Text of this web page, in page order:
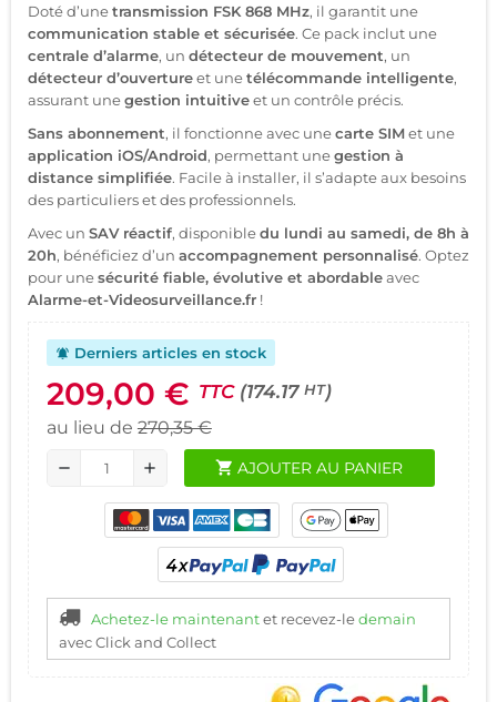
Doté d’unetransmission FSK 868 MHz, il garantit une
communication stable et sécurisée. Ce pack inclut une
centrale d’alarme, un détecteur de mouvement, un
détecteur d’ouvertureet unetélécommande intelligente,
assurant unegestion intuitiveet un contrôle précis.
Sans abonnement, il fonctionne avec unecarte SIMet une
application iOS/Android, permettant unegestion à
distance simplifiée. Facile à installer, il s’adapte aux besoins
des particuliers et des professionnels.
Avec un SAV réactif, disponibledu lundi au samedi, de 8h à
20h, bénéficiez d’un accompagnement personnalisé. Optez
pour unesécurité fiable, évolutive et abordableavec
Alarme-et-Videosurveillance.fr !
notifications_active Derniers articles en stock
209,00 € TTC (174.17 HT)
au lieu de 270,35 €
remove add shopping_cart AJOUTER AU PANIER
Achetez-le maintenantet recevez-ledemain
avec Click and Collect